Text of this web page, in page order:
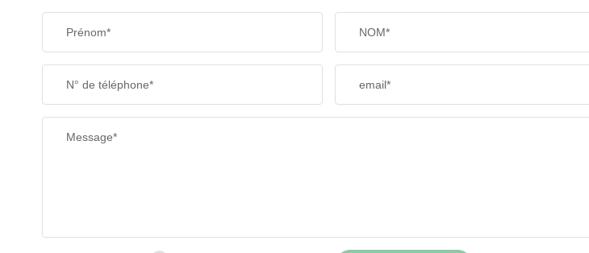
Prénom* NOM*
N° de téléphone* email*
Message*